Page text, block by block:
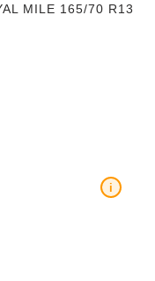
MILE 165/70 R13
i